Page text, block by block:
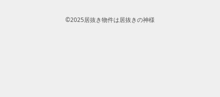
©2025居抜き物件は居抜きの神様